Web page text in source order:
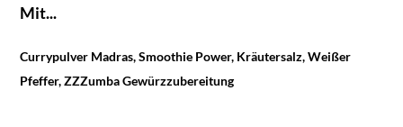
Mit...
Currypulver Madras, Smoothie Power, Kräutersalz, Weißer
Pfeffer, ZZZumba Gewürzzubereitung